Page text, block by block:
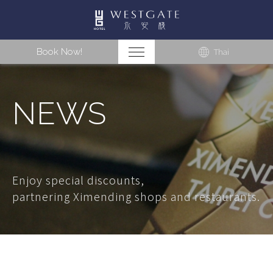
NEWS
Enjoy special discounts,
partnering Ximending shops and restaurants.
Book Now! Thai